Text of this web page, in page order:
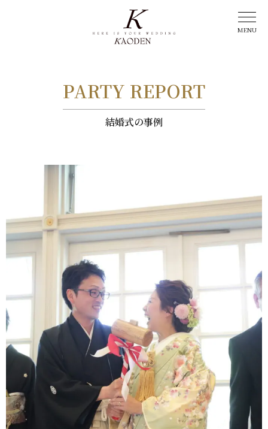
PARTY REPORT
結婚式の事例